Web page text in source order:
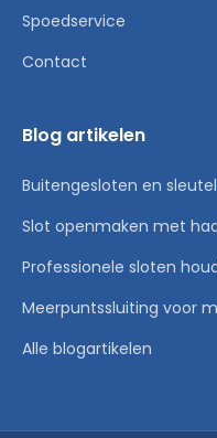
Spoedservice
Contact
Blog artikelen
Buitengesloten en
Slot openmaken met
Professionele sloten
Meerpuntssluiting voor
Alle blogartikelen